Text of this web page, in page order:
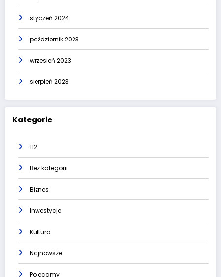
styczeń 2024
październik 2023
wrzesień 2023
sierpień 2023
Kategorie
112
Bez kategorii
Biznes
Inwestycje
Kultura
Najnowsze
Polecamy